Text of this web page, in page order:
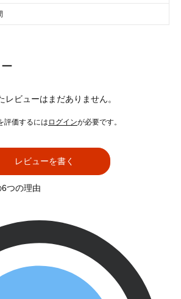
レビューはまだありません。
評価するには ログインが必要です。
レビューを書く
つの理由